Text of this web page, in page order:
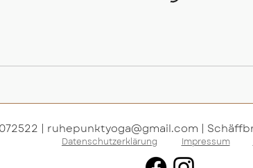
| ruhepunktyoga@gmail.com |
Datenschutzerklärung Impressum